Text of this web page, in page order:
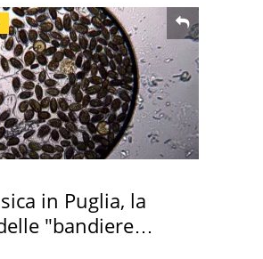
in Puglia, la
"bandiere